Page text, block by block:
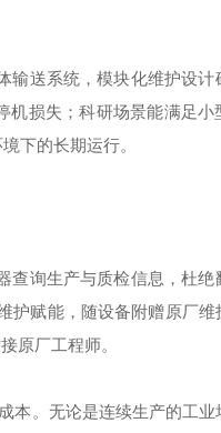
输送系统，模块化维护设计
机损失；科研场景能满足小
下的长期运行。
查询生产与质检信息，杜绝
护赋能，随设备附赠原厂
原厂工程师。
本。无论是连续生产的工